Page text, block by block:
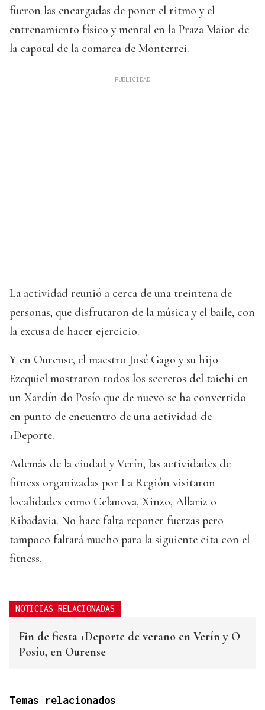
fueron las encargadas de poner el ritmo y el
entrenamiento físico y mental en la Praza Maior de
la capotal de la comarca de Monterrei.
La actividad reunió a cerca de una treintena de
personas, que disfrutaron de la música y el baile, con
la excusa de hacer ejercicio.
Y en Ourense, el maestro José Gago y su hijo
Ezequiel mostraron todos los secretos del taichi en
un Xardín do Posío que de nuevo se ha convertido
en punto de encuentro de una actividad de
+Deporte.
Además de la ciudad y Verín, las actividades de
fitness organizadas por La Región visitaron
localidades como Celanova, Xinzo, Allariz o
Ribadavia. No hace falta reponer fuerzas pero
tampoco faltará mucho para la siguiente cita con el
fitness.
NOTICIAS RELACIONADAS
Fin de fiesta +Deporte de verano en Verín y O
Posío, en Ourense
Temas relacionados